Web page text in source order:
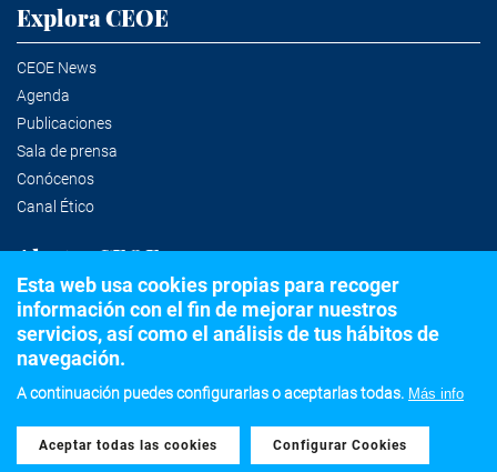
Explora CEOE
CEOE News
Agenda
Publicaciones
Sala de prensa
Conócenos
Canal Ético
Alertas CEOE
Suscríbete a la newsletter
©2020 Confederación Española de Organizaciones Empresariales
Aviso legal
Esta web usa cookies propias para recoger
información con el fin de mejorar nuestros
servicios, así como el análisis de tus hábitos de
navegación.
A continuación puedes configurarlas o aceptarlas todas. Más info
Aceptar todas las cookies
Withdraw consent